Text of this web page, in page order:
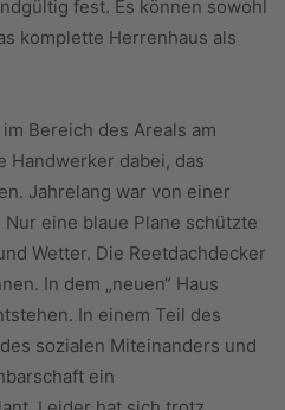
fest. Es können sowohl
komplette Herrenhaus als
Bereich des Areals am
Handwerker dabei, das
Jahrelang war von einer
eine blaue Plane schützte
Wetter. Die Reetdachdecker
In dem „neuen“ Haus
In einem Teil des
sozialen Miteinanders und
ein